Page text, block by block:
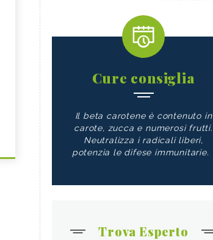
Cure consiglia
Il beta carotene è contenuto in
carote, zucca e numerosi frutti.
Neutralizza i radicali liberi,
potenzia le difese immunitarie.
Trova Esperto